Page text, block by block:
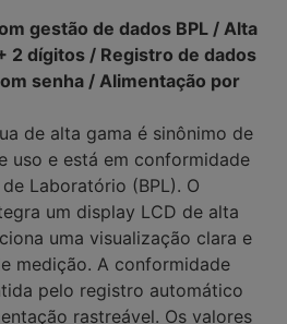
gestão de dados BPL / Alta
2 dígitos / Registro de dados
senha / Alimentação por
de alta gama é sinônimo de
uso e está em conformidade
Laboratório (BPL). O
um display LCD de alta
uma visualização clara e
medição. A conformidade
pelo registro automático
rastreável. Os valores